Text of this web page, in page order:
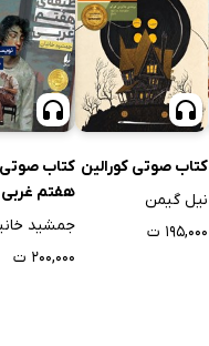
کتاب صوتی کورالین
نیل گیمن
۱۹۵,۰۰۰ ت
کتاب
هفتم غربی
جمشید
۲۰۰,۰۰۰ ت